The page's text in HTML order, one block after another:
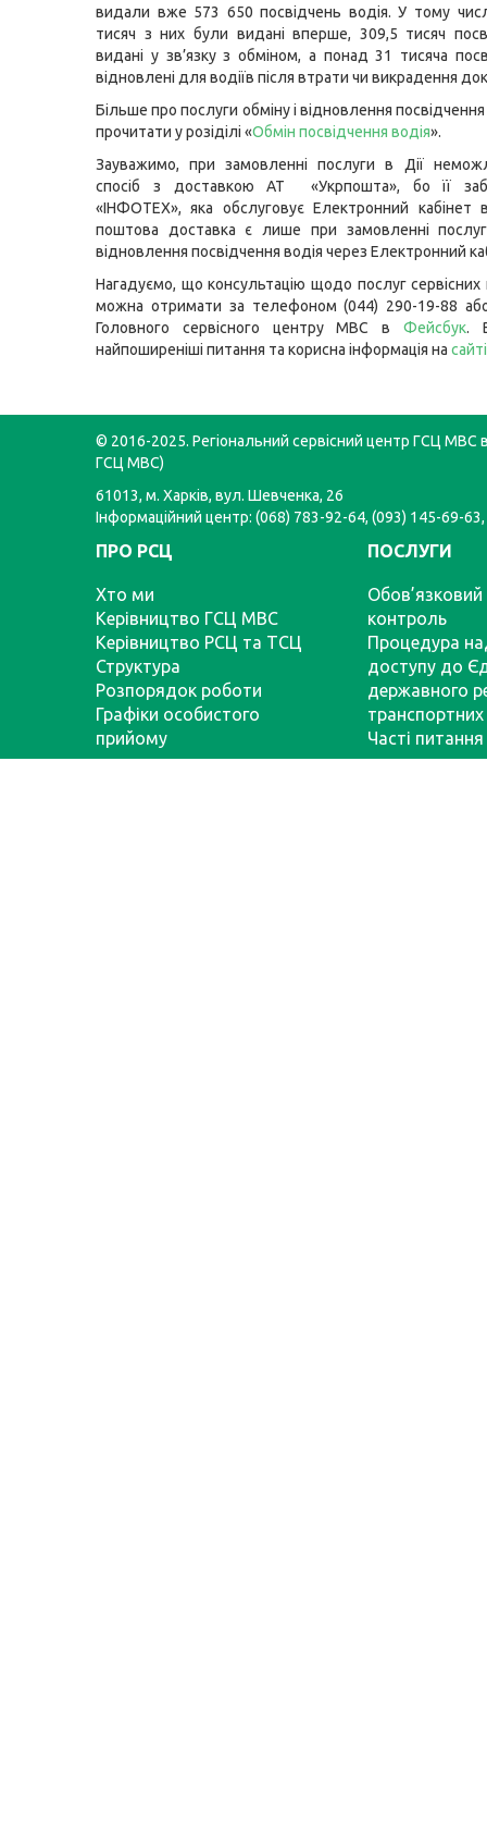
видали вже 573 650 посвідчень водія. У тому
тисяч з них були видані вперше, 309,5 тисяч
видані у зв’язку з обміном, а понад 31 тисяча
відновлені для водіїв після втрати чи викрадення
Більше про послуги обміну і відновлення
прочитати у розіділі «Обмін посвідчення водія».
Зауважимо, при замовленні послуги в Дії
спосіб з доставкою АТ «Укрпошта», бо її
«ІНФОТЕХ», яка обслуговує Електронний кабінет
поштова доставка є лише при замовленні
відновлення посвідчення водія через Електронний
Нагадуємо, що консультацію щодо послуг
можна отримати за телефоном (044) 290-19-88 або
Головного сервісного центру МВС вФейсбук.
найпоширеніші питання та корисна інформація на сайті
© 2016-2025. Регіональний сервісний центр ГСЦ МВС в
ГСЦ МВС)
61013, м. Харків, вул. Шевченка, 26
Інформаційний центр: (068) 783-92-64, (093) 145-69-
ПРО РСЦ
Хто ми
Керівництво ГСЦ МВС
Керівництво РСЦ та ТСЦ
Структура
Розпорядок роботи
Графіки особистого
прийому
ПОСЛУГИ
Обов’язковий
контроль
Процедура
доступу до
державного
транспортних
Часті питання